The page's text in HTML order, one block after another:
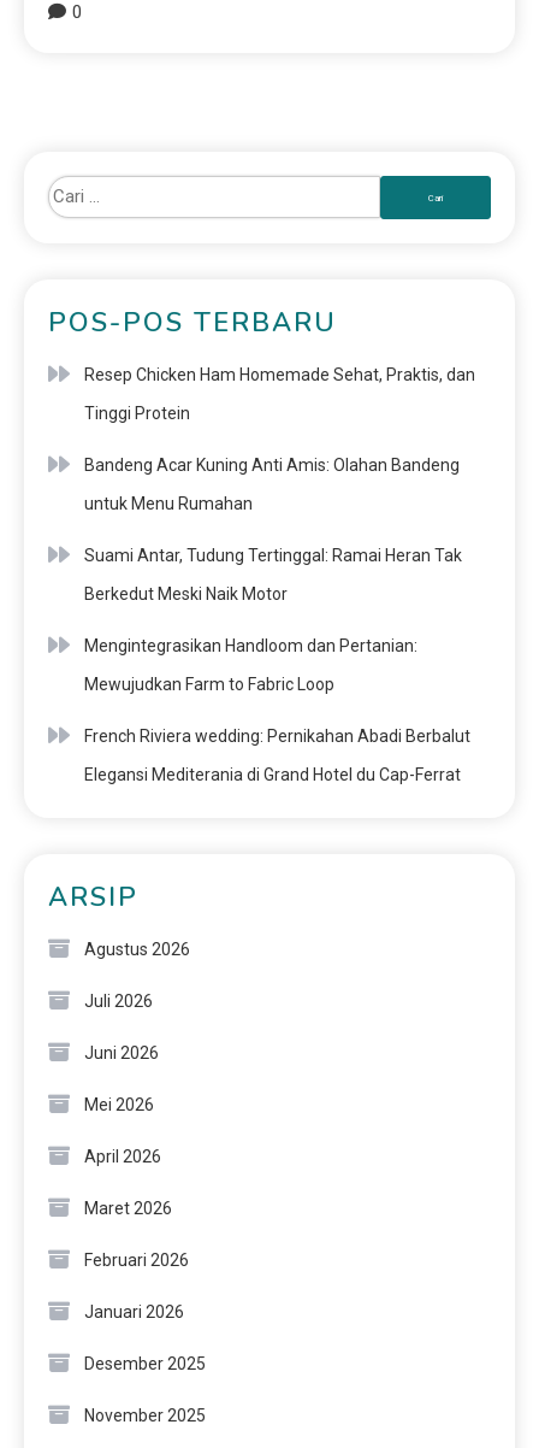
0
POS-POS TERBARU
Resep Chicken Ham Homemade Sehat, Praktis, dan
Tinggi Protein
Bandeng Acar Kuning Anti Amis: Olahan Bandeng
untuk Menu Rumahan
Suami Antar, Tudung Tertinggal: Ramai Heran Tak
Berkedut Meski Naik Motor
Mengintegrasikan Handloom dan Pertanian:
Mewujudkan Farm to Fabric Loop
French Riviera wedding: Pernikahan Abadi Berbalut
Elegansi Mediterania di Grand Hotel du Cap-Ferrat
ARSIP
Agustus 2026
Juli 2026
Juni 2026
Mei 2026
April 2026
Maret 2026
Februari 2026
Januari 2026
Desember 2025
November 2025